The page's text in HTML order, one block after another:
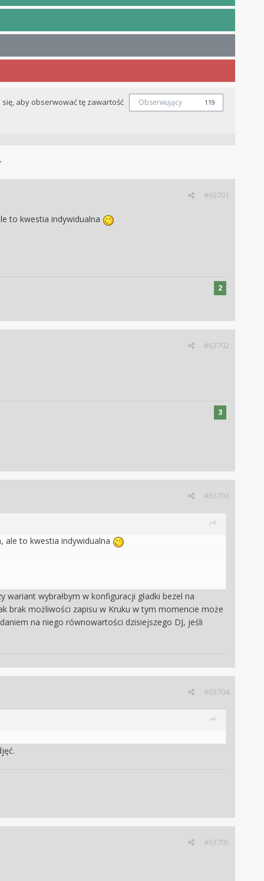
się, aby obserwować tę zawartość Obserwujący 119
#63701
to kwestia indywidualna
2
#63702
3
#63703
ale to kwestia indywidualna
wybrałbym w konfiguracji gładki bezel na
brak możliwości zapisu w Kruku w tym momencie może
na niego równowartości dzisiejszego DJ, jeśli
#63704
#63705